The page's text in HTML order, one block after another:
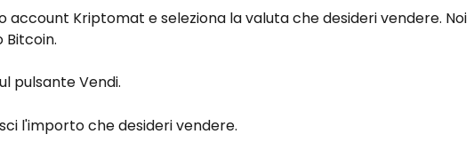
account Kriptomat e seleziona la valuta che desideri vendere. Noi
Bitcoin.
pulsante Vendi.
l'importo che desideri vendere.